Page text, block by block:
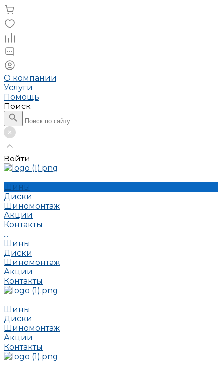
О компании
Услуги
Помощь
Поиск
Войти
Шины
Диски
Шиномонтаж
Акции
Контакты
...
Шины
Диски
Шиномонтаж
Акции
Контакты
Шины
Диски
Шиномонтаж
Акции
Контакты